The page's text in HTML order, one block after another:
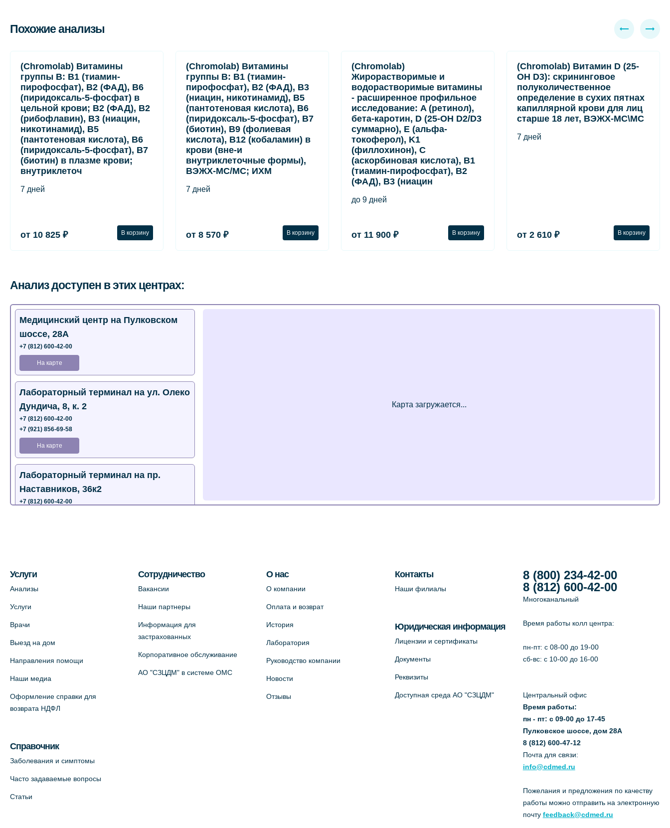
Похожие анализы
(Chromolab) Витамины
группы B: B1 (тиамин-
пирофосфат), B2 (ФАД), B6
(пиридоксаль-5-фосфат) в
цельной крови; B2 (ФАД), B2
(рибофлавин), B3 (ниацин,
никотинамид), B5
(пантотеновая кислота), B6
(пиридоксаль-5-фосфат), B7
(биотин) в плазме крови;
внутриклеточ
7 дней
от 10 825 ₽ В корзину
(Chromolab) Витамины
группы B: B1 (тиамин-
пирофосфат), B2 (ФАД), B3
(ниацин, никотинамид), B5
(пантотеновая кислота), B6
(пиридоксаль-5-фосфат), B7
(биотин), B9 (фолиевая
кислота), B12 (кобаламин) в
крови (вне-и
внутриклеточные формы),
ВЭЖХ-МС/МС; ИХМ
7 дней
от 8 570 ₽ В корзину
(Chromolab)
Жирорастворимые и
водорастворимые витамины
- расширенное профильное
исследование: A (ретинол),
бета-каротин, D (25-OH D2/D3
суммарно), E (альфа-
токоферол), K1
(филлохинон), C
(аскорбиновая кислота), B1
(тиамин-пирофосфат), B2
(ФАД), B3 (ниацин
до 9 дней
от 11 900 ₽ В корзину
(Chromolab) Витамин D (25-
OH D3): скрининговое
полуколичественное
определение в сухих пятнах
капиллярной крови для лиц
старше 18 лет, ВЭЖХ-МС\МС
7 дней
от 2 610 ₽ В корзину
Анализ доступен в этих центрах:
Медицинский центр на Пулковском
шоссе, 28А
+7 (812) 600-42-00
На карте
Лабораторный терминал на ул. Олеко
Дундича, 8, к. 2
+7 (812) 600-42-00
+7 (921) 856-69-58
На карте
Лабораторный терминал на пр.
Наставников, 36к2
+7 (812) 600-42-00
Пестеля, 25А
Медицинский центр на Богатырском
пр., 4 (официальный партнер)
Медицинский центр на ул. Моисеенко,
На карте
Услуги
Анализы
Услуги
Врачи
Выезд на дом
Направления помощи
Наши медиа
Оформление справки для
возврата НДФЛ
Справочник
Заболевания и симптомы
Часто задаваемые вопросы
Статьи
Сотрудничество
Вакансии
Наши партнеры
Информация для
застрахованных
Корпоративное обслуживание
АО "СЗЦДМ" в системе ОМС
О нас
О компании
Оплата и возврат
История
Лаборатория
Руководство компании
Новости
Отзывы
Контакты
Наши филиалы
Юридическая информация
Лицензии и сертификаты
Документы
Реквизиты
Доступная среда АО "СЗЦДМ"
8 (800) 234-42-00
8 (812) 600-42-00
Многоканальный
Время работы колл центра:
пн-пт: c 08-00 до 19-00
сб-вс: с 10-00 до 16-00
Центральный офис
Время работы:
пн - пт: с 09-00 до 17-45
Пулковское шоссе, дом 28А
8 (812) 600-47-12
Почта для связи:
info@cdmed.ru
Пожелания и предложения по качеству
работы можно отправить на электронную
почту feedback@cdmed.ru